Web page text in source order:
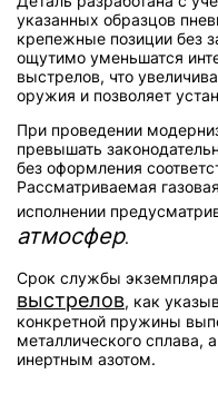
указанных образцов
крепежные позиции без
ощутимо уменьшатся
выстрелов, что
оружия и позволяет
При проведении
превышать
без оформления
Рассматриваемая
исполнении
атмосфер.
Срок службы
выстрелов, как
конкретной пружины
металлического сплава,
инертным азотом.